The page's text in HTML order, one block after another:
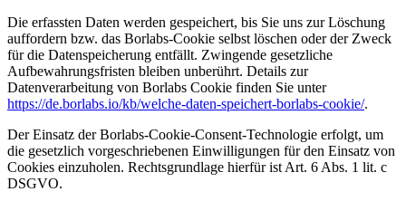
Die erfassten Daten werden gespeichert, bis Sie uns zur Löschung
auffordern bzw. das Borlabs-Cookie selbst löschen oder der Zweck
für die Datenspeicherung entfällt. Zwingende gesetzliche
Aufbewahrungsfristen bleiben unberührt. Details zur
Datenverarbeitung von Borlabs Cookie finden Sie unter
https://de.borlabs.io/kb/welche-daten-speichert-borlabs-cookie/.
Der Einsatz der Borlabs-Cookie-Consent-Technologie erfolgt, um
die gesetzlich vorgeschriebenen Einwilligungen für den Einsatz von
Cookies einzuholen. Rechtsgrundlage hierfür ist Art. 6 Abs. 1 lit. c
DSGVO.